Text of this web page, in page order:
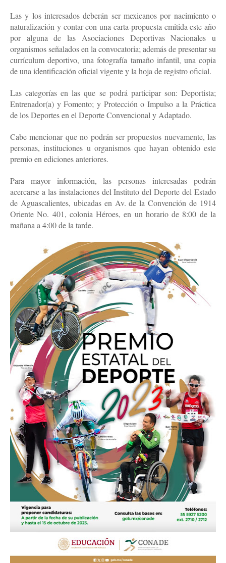
Las y los interesados deberán ser mexicanos por nacimiento o
naturalización y contar con una carta-propuesta emitida este año
por alguna de las Asociaciones Deportivas Nacionales u
organismos señalados en la convocatoria; además de presentar su
currículum deportivo, una fotografía tamaño infantil, una copia
de una identificación oficial vigente y la hoja de registro oficial.
Las categorías en las que se podrá participar son: Deportista;
Entrenador(a) y Fomento; y Protección o Impulso a la Práctica
de los Deportes en el Deporte Convencional y Adaptado.
Cabe mencionar que no podrán ser propuestos nuevamente, las
personas, instituciones u organismos que hayan obtenido este
premio en ediciones anteriores.
Para mayor información, las personas interesadas podrán
acercarse a las instalaciones del Instituto del Deporte del Estado
de Aguascalientes, ubicadas en Av. de la Convención de 1914
Oriente No. 401, colonia Héroes, en un horario de 8:00 de la
mañana a 4:00 de la tarde.